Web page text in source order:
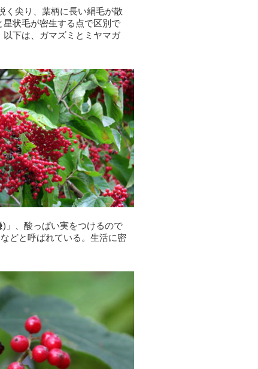
く尖り、葉柄に長い絹毛が散
状毛が密生する点で区別で
下は、ガマズミとミヤマガ
」、酸っぱい実をつけるので
どと呼ばれている。生活に密